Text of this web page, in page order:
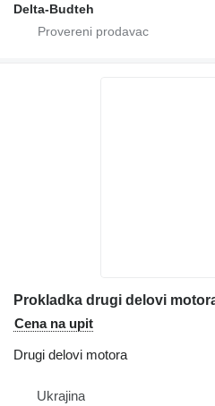
Delta-Budteh
Cena na upit
Drugi delovi motora
Ukrajina